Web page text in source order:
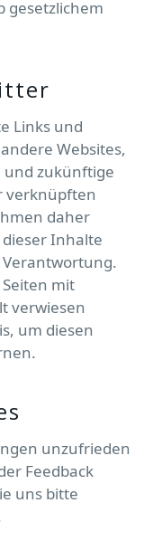
gesetzlichem
Links und
Websites,
und zukünftige
verknüpften
daher
Inhalte
mit
verwiesen
um diesen
unzufrieden
Feedback
uns bitte